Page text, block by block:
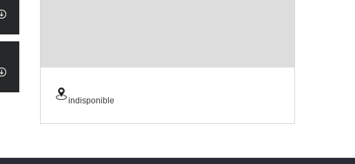
indisponible